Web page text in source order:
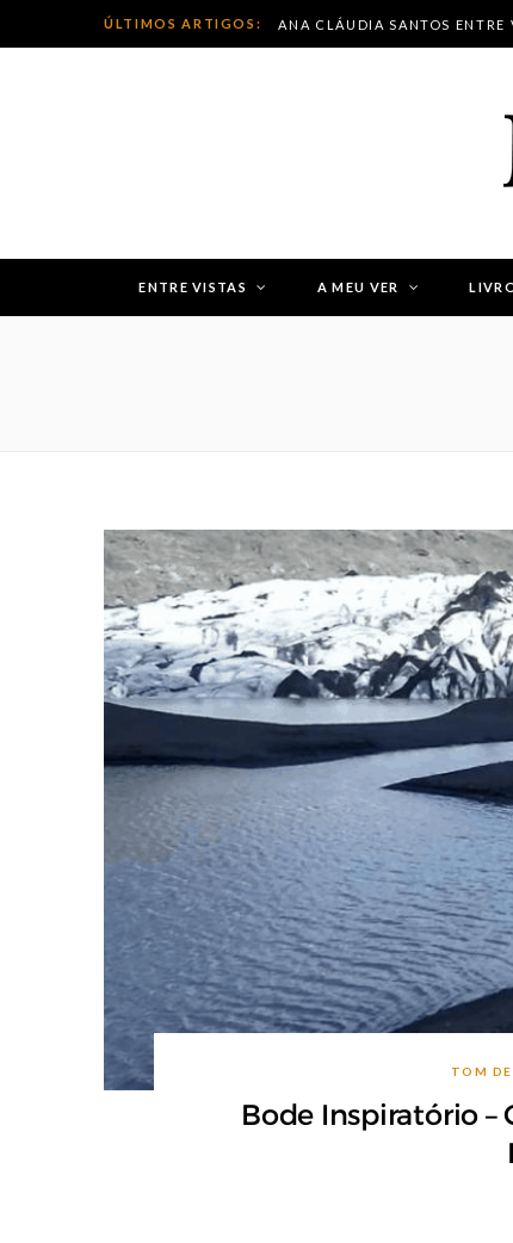
ÚLTIMOS ARTIGOS: ANA CLÁUDIA SANTOS ENTRE
ENTRE VISTAS A MEU VER
TOM
Bode Inspiratório –